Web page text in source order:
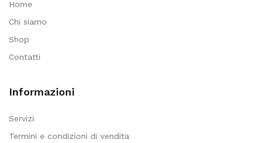
Home
Chi siamo
Shop
Contatti
Informazioni
Servizi
Termini e condizioni di vendita